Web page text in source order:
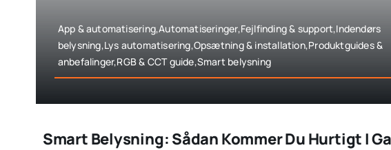
App & automatisering,Automatiseringer,Fejlfinding & support,Indendørs
belysning,Lys automatisering,Opsætning & installation,Produktguides &
anbefalinger,RGB & CCT guide,Smart belysning
Smart Belysning: Sådan Kommer Du Hurtigt I